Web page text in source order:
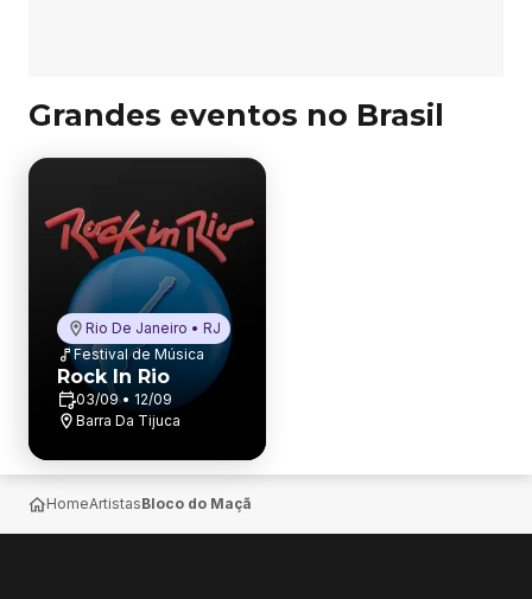
Grandes eventos no Brasil
Rio De Janeiro • RJ
Festival de Música
Rock In Rio
03/09 • 12/09
Barra Da Tijuca
HomeArtistasBloco do Maçã